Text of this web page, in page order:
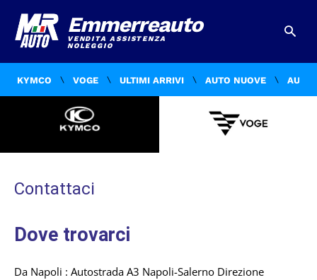
Emmerreauto
VENDITA ASSISTENZA
NOLEGGIO
KYMCO VOGE ULTIMI ARRIVI AUTO NUOVE AUTO
Contattaci
Dove trovarci
Da Napoli : Autostrada A3 Napoli-Salerno Direzione